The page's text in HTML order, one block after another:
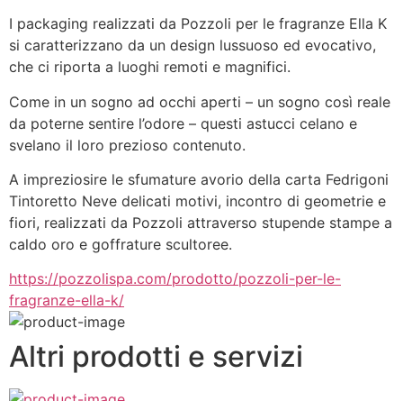
I packaging realizzati da Pozzoli per le fragranze Ella K
si caratterizzano da un design lussuoso ed evocativo,
che ci riporta a luoghi remoti e magnifici.
Come in un sogno ad occhi aperti – un sogno così reale
da poterne sentire l’odore – questi astucci celano e
svelano il loro prezioso contenuto.
A impreziosire le sfumature avorio della carta Fedrigoni
Tintoretto Neve delicati motivi, incontro di geometrie e
fiori, realizzati da Pozzoli attraverso stupende stampe a
caldo oro e goffrature scultoree.
https://pozzolispa.com/prodotto/pozzoli-per-le-
fragranze-ella-k/
Altri prodotti e servizi